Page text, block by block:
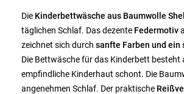
Die Kinderbettwäsche aus Baumwolle
täglichen Schlaf. Das dezente Federmotiv
zeichnet sich durch sanfte Farben und ein
Die Bettwäsche für das Kinderbett besteht
empfindliche Kinderhaut schont. Die
angenehmen Schlaf. Der praktische